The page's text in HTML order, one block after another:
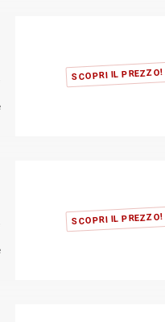
SCOPRI IL PREZZO!
SCOPRI IL PREZZO!